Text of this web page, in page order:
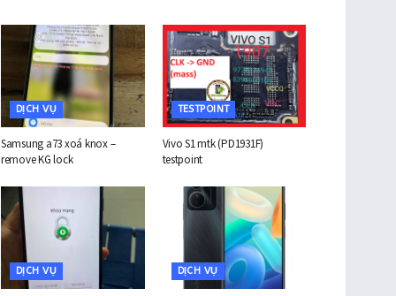
DỊCH VỤ
Samsung a73 xoá knox –
remove KG lock
TESTPOINT
Vivo S1 mtk (PD1931F)
testpoint
DỊCH VỤ DỊCH VỤ